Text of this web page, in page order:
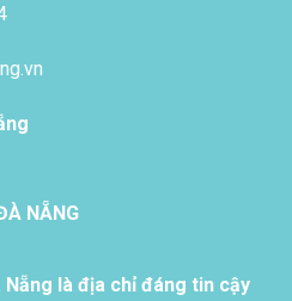
NẴNG
là địa chỉ đáng tin cậy